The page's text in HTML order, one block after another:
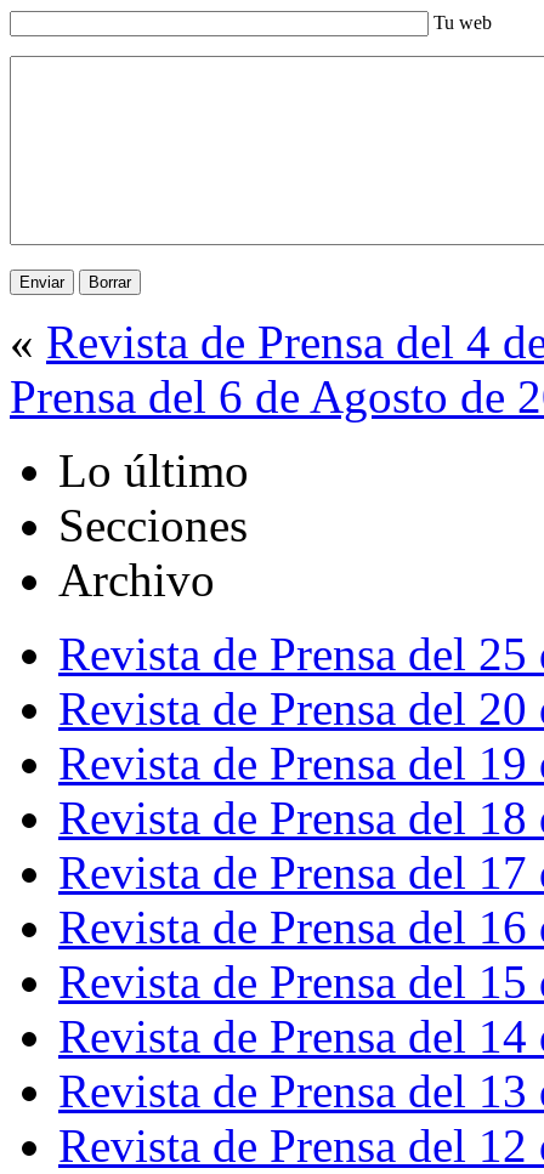
Tu web
« Revista de Prensa del 4
Prensa del 6 de Agosto de
Lo último
Secciones
Archivo
Revista de Prensa del
Revista de Prensa del
Revista de Prensa del
Revista de Prensa del
Revista de Prensa del
Revista de Prensa del
Revista de Prensa del
Revista de Prensa del
Revista de Prensa del
Revista de Prensa del